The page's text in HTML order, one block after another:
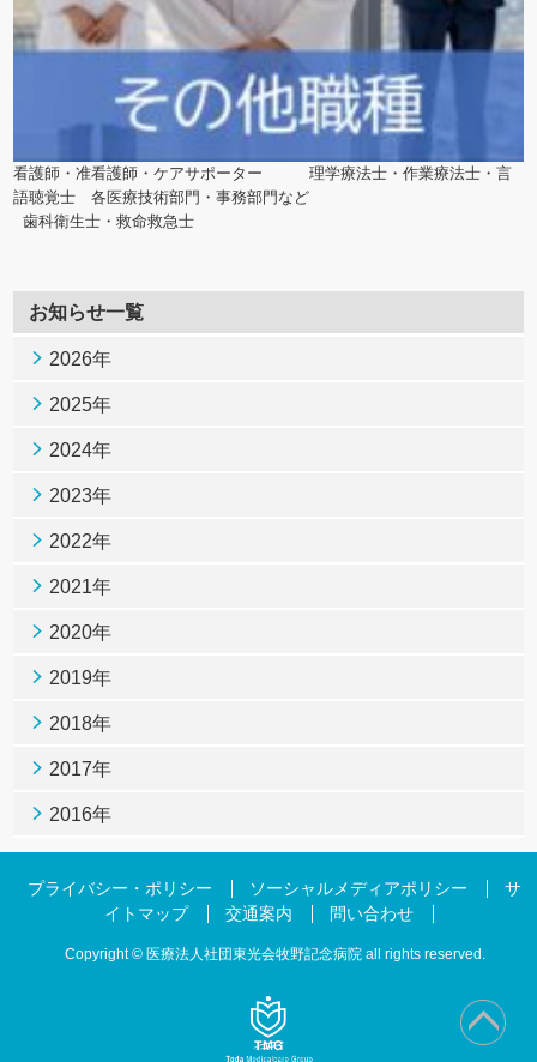
看護師・准看護師・ケアサポーター　　　理学療法士・作業療法士・言
語聴覚士　各医療技術部門・事務部門など
歯科衛生士・救命救急士
お知らせ一覧
2026年
2025年
2024年
2023年
2022年
2021年
2020年
2019年
2018年
2017年
2016年
プライバシー・ポリシー ソーシャルメディアポリシー
サ
イトマップ
交通案内 問い合わせ
Copyright © 医療法人社団東光会牧野記念病院 all rights reserved.